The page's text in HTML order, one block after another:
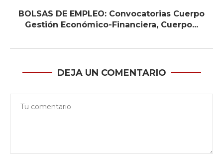
BOLSAS DE EMPLEO: Convocatorias Cuerpo
Gestión Económico-Financiera, Cuerpo...
DEJA UN COMENTARIO